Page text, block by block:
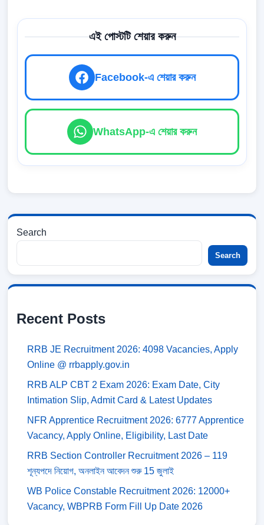
এই পোস্টটি শেয়ার করুন
Facebook-এ শেয়ার করুন
WhatsApp-এ শেয়ার করুন
Search
Search
Recent Posts
RRB JE Recruitment 2026: 4098 Vacancies, Apply
Online @ rrbapply.gov.in
RRB ALP CBT 2 Exam 2026: Exam Date, City
Intimation Slip, Admit Card & Latest Updates
NFR Apprentice Recruitment 2026: 6777 Apprentice
Vacancy, Apply Online, Eligibility, Last Date
RRB Section Controller Recruitment 2026 – 119
শূন্যপদে নিয়োগ, অনলাইন আবেদন শুরু 15 জুলাই
WB Police Constable Recruitment 2026: 12000+
Vacancy, WBPRB Form Fill Up Date 2026